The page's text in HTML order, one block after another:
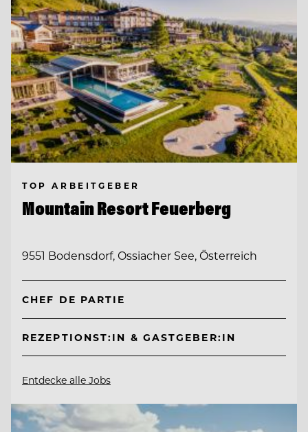
TOP ARBEITGEBER
Mountain Resort Feuerberg
9551 Bodensdorf, Ossiacher See, Österreich
CHEF DE PARTIE
REZEPTIONST:IN & GASTGEBER:IN
Entdecke alle Jobs